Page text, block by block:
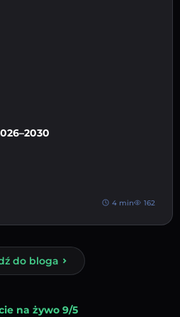
4 min 162
do bloga
na żywo 9/5